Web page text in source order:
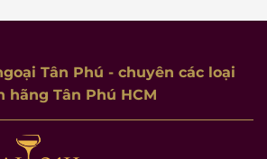
Tân Phú - chuyên các loại
hãng Tân Phú HCM